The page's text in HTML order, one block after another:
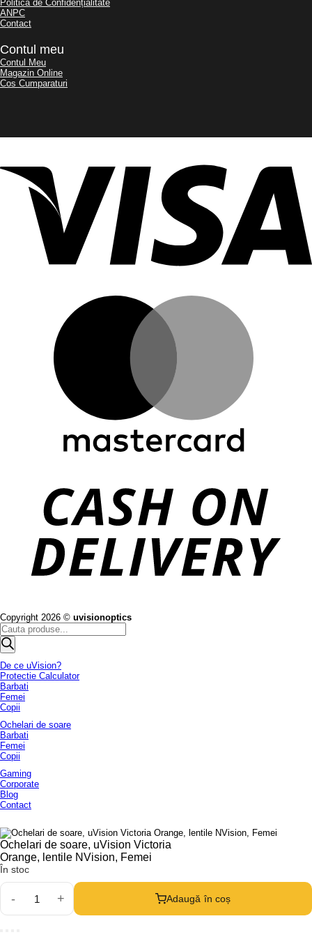
Politica de Confidențialitate
ANPC
Contact
Contul meu
Contul Meu
Magazin Online
Cos Cumparaturi
Copyright 2026 © uvisionoptics
Products
search
De ce uVision?
Protectie Calculator
Barbati
Femei
Copii
Ochelari de soare
Barbati
Femei
Copii
Gaming
Corporate
Blog
Contact
Ochelari de soare, uVision Victoria
Orange, lentile NVision, Femei
În stoc
Cantitate
Ochelari
Adaugă în coș